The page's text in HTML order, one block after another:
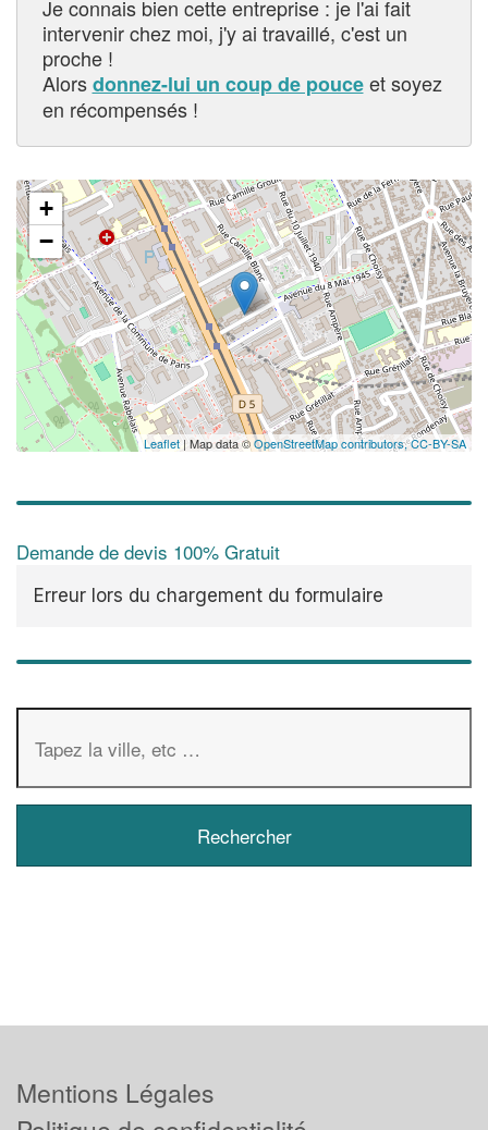
Je connais bien cette entreprise : je l'ai fait
intervenir chez moi, j'y ai travaillé, c'est un
proche !
Alorsdonnez-lui un coup de pouceet soyez
en récompensés !
+
−
Leaflet | Map data ©OpenStreetMap contributors,CC-BY-SA
Demande de devis 100% Gratuit
Erreur lors du chargement du formulaire
Mentions Légales